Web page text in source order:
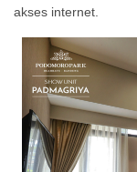
akses internet.